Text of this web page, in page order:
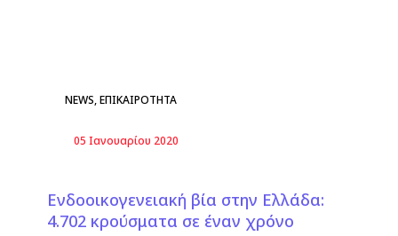
NEWS,ΕΠΙΚΑΙΡΟΤΗΤΑ
05 Ιανουαρίου 2020
Ενδοοικογενειακή βία στην Ελλάδα:
4.702 κρούσματα σε έναν χρόνο